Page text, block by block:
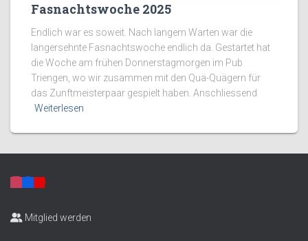
Fasnachtswoche 2025
Endlich war es soweit. Nach langem Warten war die
langersehnte Fasnachtswoche endlich da. Gestartet hat
die Woche am frühen Donnerstagmorgen im Pub
Triengen, wo wir zusammen mit den Quä-Quägern für
das Zunftmeisterpaar gespielt haben. Anschliessend
Weiterlesen
Mitglied werden